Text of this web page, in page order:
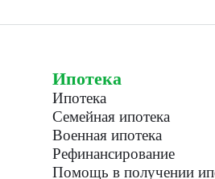
Ипотека
Ипотека
Семейная ипотека
Военная ипотека
Рефинансирование
Помощь в получении